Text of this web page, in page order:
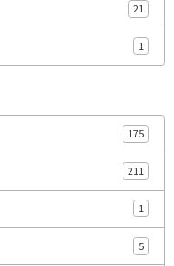
21
1
175
211
1
5